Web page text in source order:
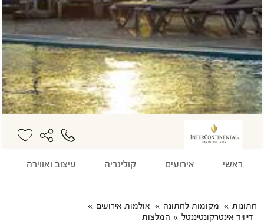
ראשי אירועים קולינריה עיצוב ואווירה
חתונות מקומות לחתונה
אולמות אירועים
דייויד אינטרקונטיננטל
המלצות